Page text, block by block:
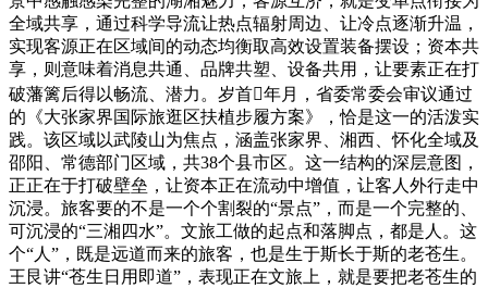
全域共享，通过科学导流让热点辐射周边、让冷点逐渐升温，
实现客源正在区域间的动态均衡取高效设置装备摆设；资本共
享，则意味着消息共通、品牌共塑、设备共用，让要素正在打
破藩篱后得以畅流、潜力。岁首年月，省委常委会审议通过
的《大张家界国际旅逛区扶植步履方案》，恰是这一的活泼实
践。该区域以武陵山为焦点，涵盖张家界、湘西、怀化全域及
邵阳、常德部门区域，共38个县市区。这一结构的深层意图，
正正在于打破壁垒，让资本正在流动中增值，让客人外行走中
沉浸。旅客要的不是一个个割裂的“景点”，而是一个完整的、
可沉浸的“三湘四水”。文旅工做的起点和落脚点，都是人。这
个“人”，既是远道而来的旅客，也是生于斯长于斯的老苍生。
王艮讲“苍生日用即道”，表现正在文旅上，就是要把老苍生的